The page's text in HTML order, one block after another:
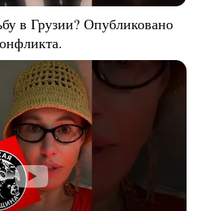
в Грузии? Опубликовано